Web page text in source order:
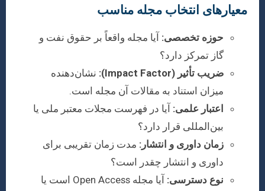
معیارهای انتخاب مجله مناسب
حوزه تخصصی: آیا مجله واقعاً بر حقوق نفت و
گاز تمرکز دارد؟
ضریب تأثیر (Impact Factor):
نشان‌دهنده
میزان استناد به مقالات آن مجله است.
اعتبار علمی: آیا در فهرست مجلات معتبر ملی یا
بین‌المللی قرار دارد؟
زمان داوری و انتشار: مدت زمان تقریبی برای
داوری و انتشار چقدر است؟
نوع دسترسی:
آیا مجله Open Access است یا